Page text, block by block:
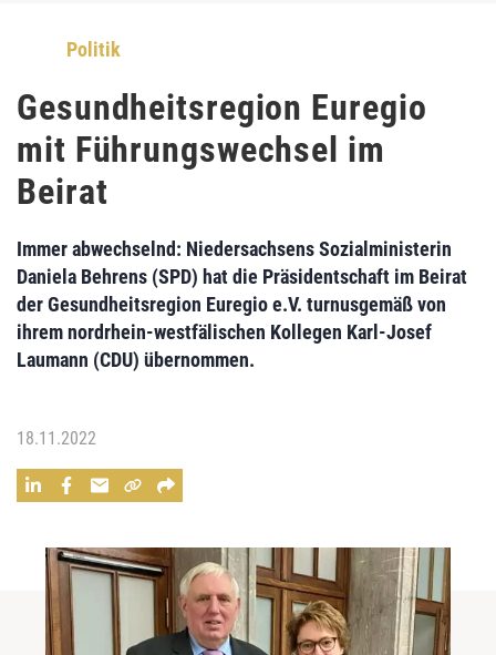
Politik
Gesundheitsregion Euregio
mit Führungswechsel im
Beirat
Immer abwechselnd: Niedersachsens Sozialministerin
Daniela Behrens (SPD) hat die Präsidentschaft im Beirat
der Gesundheitsregion Euregio e.V. turnusgemäß von
ihrem nordrhein-westfälischen Kollegen Karl-Josef
Laumann (CDU) übernommen.
18.11.2022